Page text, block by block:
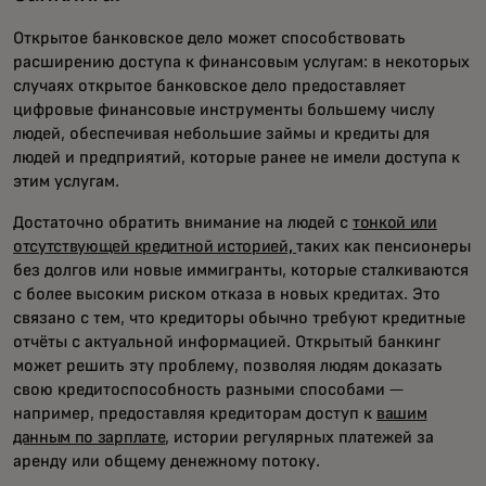
Открытое банковское дело может способствовать
расширению доступа к финансовым услугам: в некоторых
случаях открытое банковское дело предоставляет
цифровые финансовые инструменты большему числу
людей, обеспечивая небольшие займы и кредиты для
людей и предприятий, которые ранее не имели доступа к
этим услугам.
Достаточно обратить внимание на людей с тонкой или
отсутствующей кредитной историей,таких как пенсионеры
без долгов или новые иммигранты, которые сталкиваются
с более высоким риском отказа в новых кредитах. Это
связано с тем, что кредиторы обычно требуют кредитные
отчёты с актуальной информацией. Открытый банкинг
может решить эту проблему, позволяя людям доказать
свою кредитоспособность разными способами —
например, предоставляя кредиторам доступ к вашим
данным по зарплате, истории регулярных платежей за
аренду или общему денежному потоку.